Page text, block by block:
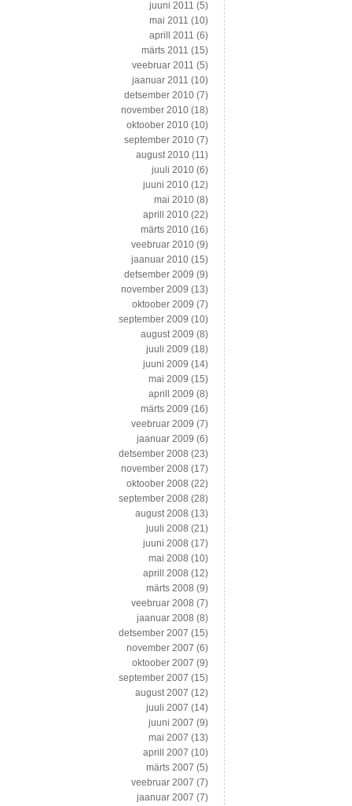
juuni 2011 (5)
mai 2011 (10)
aprill 2011 (6)
märts 2011 (15)
veebruar 2011 (5)
jaanuar 2011 (10)
detsember 2010 (7)
november 2010 (18)
oktoober 2010 (10)
september 2010 (7)
august 2010 (11)
juuli 2010 (6)
juuni 2010 (12)
mai 2010 (8)
aprill 2010 (22)
märts 2010 (16)
veebruar 2010 (9)
jaanuar 2010 (15)
detsember 2009 (9)
november 2009 (13)
oktoober 2009 (7)
september 2009 (10)
august 2009 (8)
juuli 2009 (18)
juuni 2009 (14)
mai 2009 (15)
aprill 2009 (8)
märts 2009 (16)
veebruar 2009 (7)
jaanuar 2009 (6)
detsember 2008 (23)
november 2008 (17)
oktoober 2008 (22)
september 2008 (28)
august 2008 (13)
juuli 2008 (21)
juuni 2008 (17)
mai 2008 (10)
aprill 2008 (12)
märts 2008 (9)
veebruar 2008 (7)
jaanuar 2008 (8)
detsember 2007 (15)
november 2007 (6)
oktoober 2007 (9)
september 2007 (15)
august 2007 (12)
juuli 2007 (14)
juuni 2007 (9)
mai 2007 (13)
aprill 2007 (10)
märts 2007 (5)
veebruar 2007 (7)
jaanuar 2007 (7)